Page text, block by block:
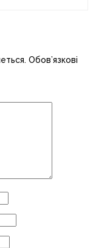
Обов’язкові